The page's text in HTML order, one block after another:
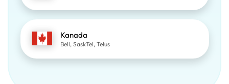
Kanada
Bell, SaskTel, Telus